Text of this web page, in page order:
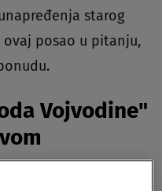
starog
ovaj posao u pitanju,
Vojvodine"